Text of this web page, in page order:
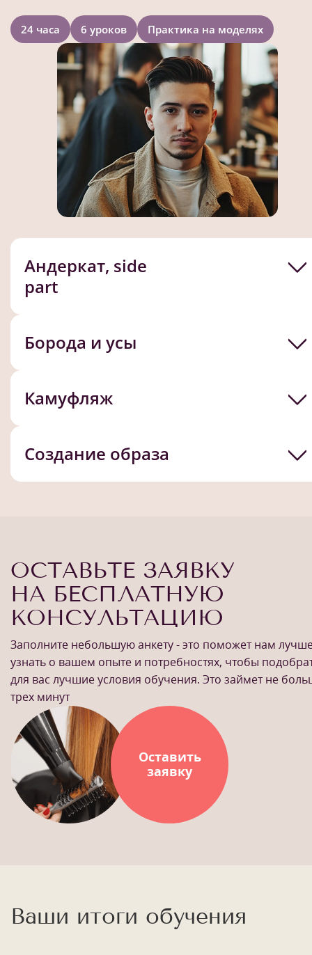
24 часа 6 уроков Практика на моделях
Андеркат, side
part
Борода и усы
Камуфляж
Создание образа
ОСТАВЬТЕ ЗАЯВКУ
НА БЕСПЛАТНУЮ
КОНСУЛЬТАЦИЮ
Заполните небольшую анкету - это поможет нам
узнать о вашем опыте и потребностях, чтобы
для вас лучшие условия обучения. Это займет не
трех минут
Оставить
заявку
Ваши итоги обучения